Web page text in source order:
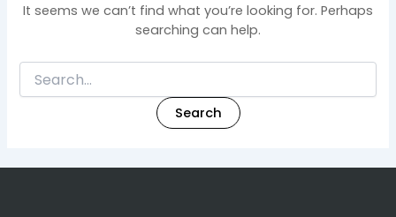
It seems we can’t find what you’re looking for. Perhaps
searching can help.